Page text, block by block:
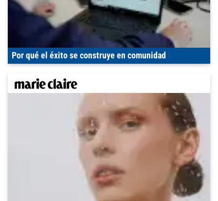
Por qué el éxito se construye en comunidad